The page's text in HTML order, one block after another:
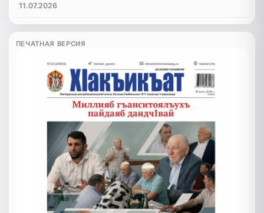
11.07.2026
ПЕЧАТНАЯ ВЕРСИЯ